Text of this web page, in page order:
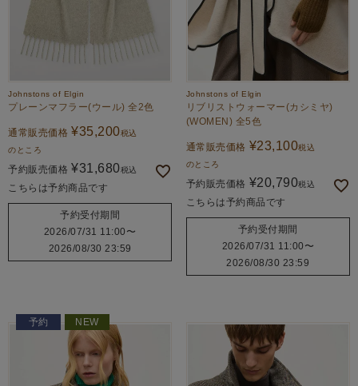
Johnstons of Elgin
プレーンマフラー(ウール) 全2色
通常販売価格 ¥35,200税込
のところ
予約販売価格 ¥31,680税込
こちらは予約商品です
予約受付期間
2026/07/31 11:00 〜
2026/08/30 23:59
Johnstons of Elgin
リブリストウォーマー(カシミヤ)
(WOMEN) 全5色
通常販売価格 ¥23,100税込
のところ
予約販売価格 ¥20,790税込
こちらは予約商品です
予約受付期間
2026/07/31 11:00 〜
2026/08/30 23:59
予約 NEW